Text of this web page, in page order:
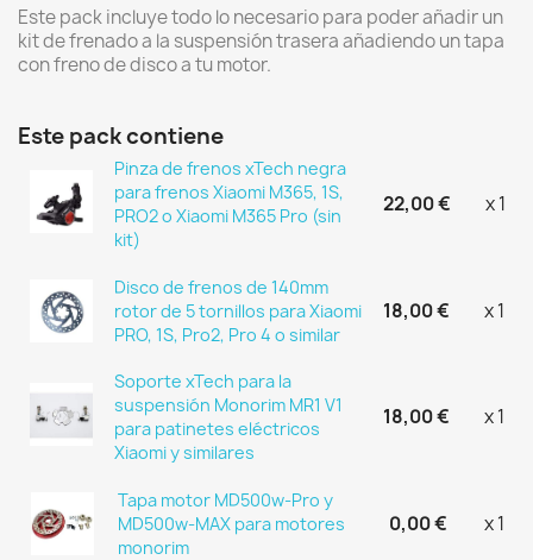
Este pack incluye todo lo necesario para poder añadir un
kit de frenado a la suspensión trasera añadiendo un tapa
con freno de disco a tu motor.
Este pack contiene
Pinza de frenos xTech negra
para frenos Xiaomi M365, 1S,
PRO2 o Xiaomi M365 Pro (sin
kit)
22,00 € x 1
Disco de frenos de 140mm
rotor de 5 tornillos para Xiaomi
PRO, 1S, Pro2, Pro 4 o similar
18,00 € x 1
Soporte xTech para la
suspensión Monorim MR1 V1
para patinetes eléctricos
Xiaomi y similares
18,00 € x 1
Tapa motor MD500w-Pro y
MD500w-MAX para motores
monorim
0,00 € x 1